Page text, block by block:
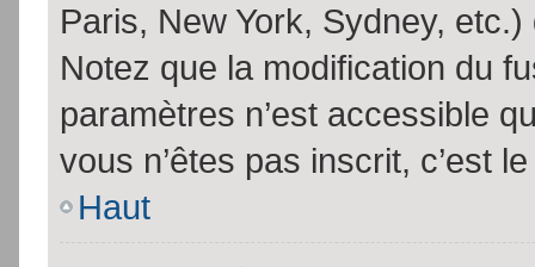
Paris, New York, Sydney,
Notez que la modification du
paramètres n’est accessible
vous n’êtes pas inscrit, c’est
Haut